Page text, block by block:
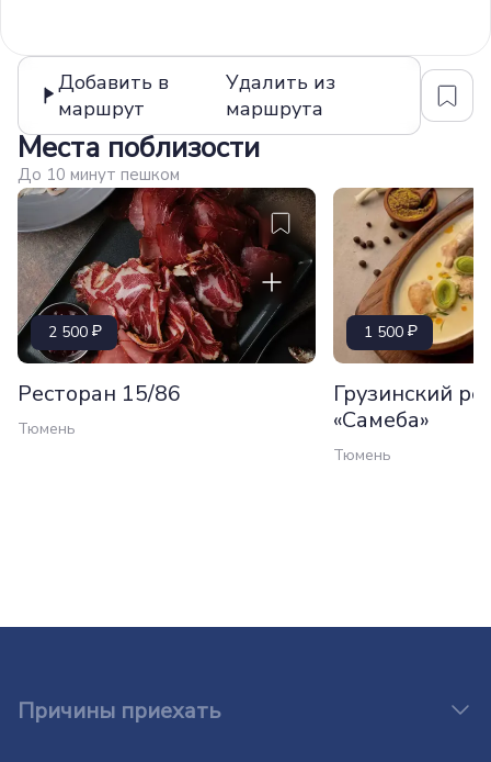
Добавить в
маршрут
Удалить из
маршрута
Места поблизости
До 10 минут пешком
2 500
Ресторан 15/86
Тюмень
1 500
Грузинский
«Самеба»
Тюмень
Причины приехать